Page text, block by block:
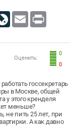
LiveJournal
Email Print
0
0
Оценить:
госсекретарь
в Москве, общей
у этого кренделя
меньше?
не пить 25 лет, при
А как давно